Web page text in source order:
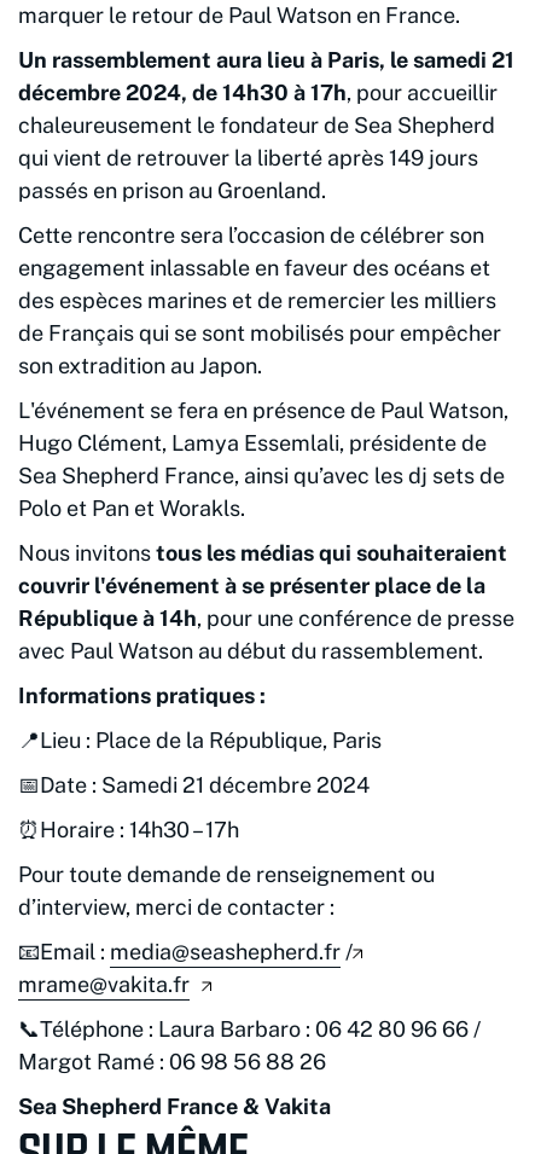
marquer le retour de Paul Watson en France.
Un rassemblement aura lieu à Paris, le samedi 21
décembre 2024, de 14h30 à 17h, pour accueillir
chaleureusement le fondateur de Sea Shepherd
qui vient de retrouver la liberté après 149 jours
passés en prison au Groenland.
Cette rencontre sera l’occasion de célébrer son
engagement inlassable en faveur des océans et
des espèces marines et de remercier les milliers
de Français qui se sont mobilisés pour empêcher
son extradition au Japon.
L'événement se fera en présence de Paul Watson,
Hugo Clément, Lamya Essemlali, présidente de
Sea Shepherd France, ainsi qu’avec les dj sets de
Polo et Pan et Worakls.
Nous invitonstous les médias qui souhaiteraient
couvrir l'événement à se présenter place de la
République à 14h, pour une conférence de presse
avec Paul Watson au début du rassemblement.
Informations pratiques :
📍Lieu : Place de la République, Paris
📅Date : Samedi 21 décembre 2024
⏰Horaire : 14h30 – 17h
Pour toute demande de renseignement ou
d’interview, merci de contacter :
📧Email : media@seashepherd.fr /
mrame@vakita.fr
📞Téléphone : Laura Barbaro : 06 42 80 96 66 /
Margot Ramé : 06 98 56 88 26
Sea Shepherd France & Vakita